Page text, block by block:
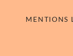
MENTIONS